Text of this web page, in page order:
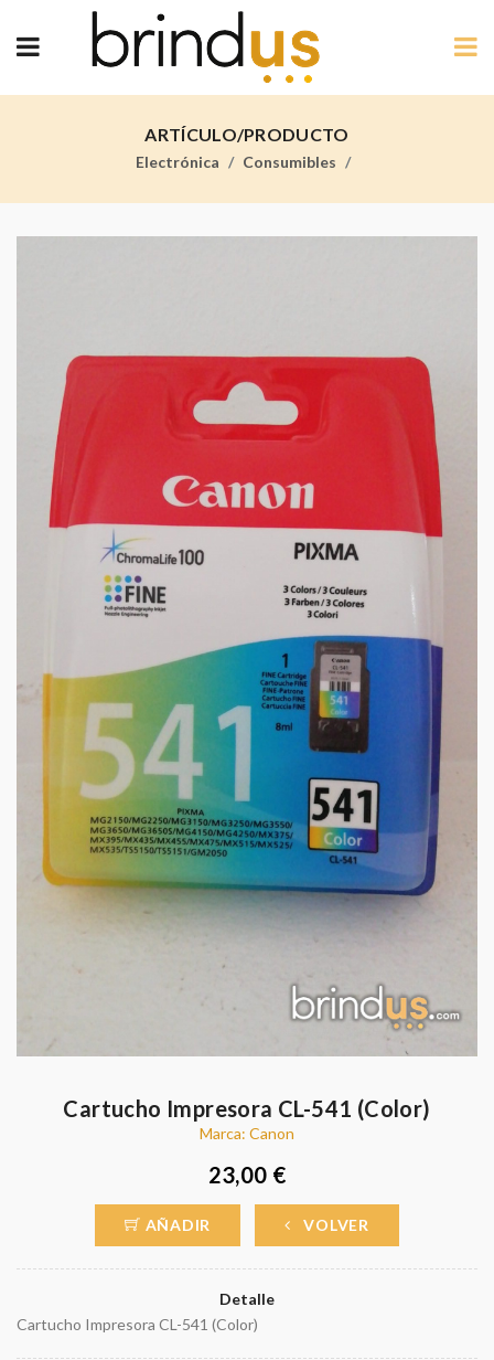
ARTÍCULO/PRODUCTO
Electrónica Consumibles
Cartucho Impresora CL-541 (Color)
Marca: Canon
23,00 €
AÑADIR VOLVER
Detalle
Cartucho Impresora CL-541 (Color)